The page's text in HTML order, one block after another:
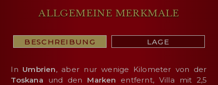
ALLGEMEINE MERKMALE
BESCHREIBUNG LAGE
In Umbrien, aber nur wenige Kilometer von der
Toskana und den Marken entfernt, Villa mit 2,5